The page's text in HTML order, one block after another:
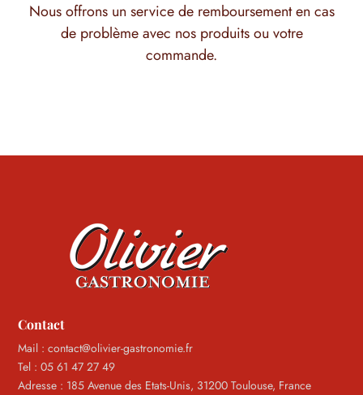
Nous offrons un service de remboursement en cas
de problème avec nos produits ou votre
commande.
Contact
Mail : contact@olivier-gastronomie.fr
Tel : 05 61 47 27 49
Adresse : 185 Avenue des Etats-Unis, 31200 Toulouse, France